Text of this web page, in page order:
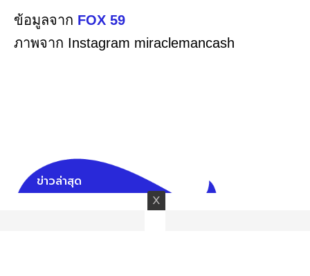
ข้อมูลจาก FOX 59
ภาพจาก Instagram miraclemancash
ข่าวล่าสุด